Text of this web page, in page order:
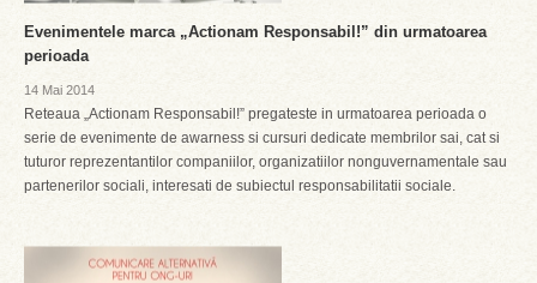
Evenimentele marca „Actionam Responsabil!” din urmatoarea
perioada
14 Mai 2014
Reteaua „Actionam Responsabil!” pregateste in urmatoarea perioada o
serie de evenimente de awarness si cursuri dedicate membrilor sai, cat si
tuturor reprezentantilor companiilor, organizatiilor nonguvernamentale sau
partenerilor sociali, interesati de subiectul responsabilitatii sociale.